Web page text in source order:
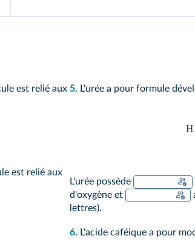
est relié aux
est relié aux
5. L'urée a pour formule
L'urée possède
d'oxygène et
lettres).
6. L'acide caféique a pour